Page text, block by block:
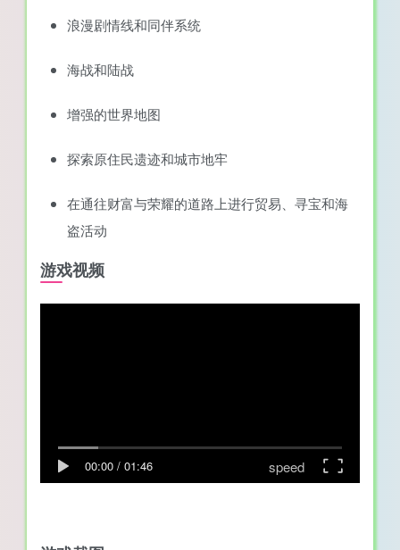
浪漫剧情线和同伴系统
海战和陆战
增强的世界地图
探索原住民遗迹和城市地牢
在通往财富与荣耀的道路上进行贸易、寻宝和海
盗活动
游戏视频
00:00 / 01:46 speed